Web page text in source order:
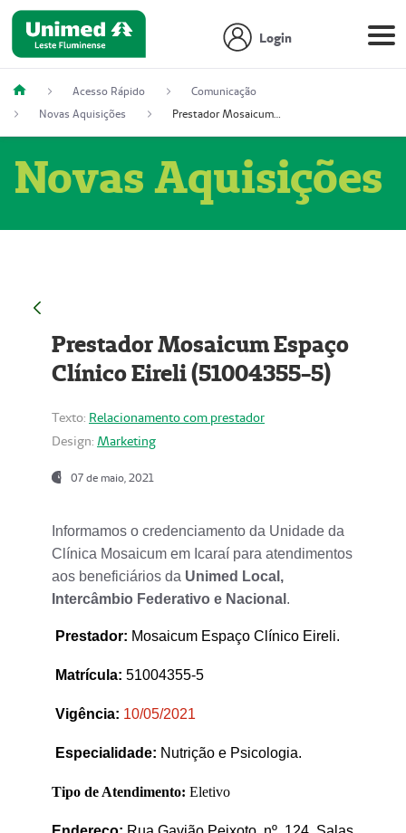
Login
Acesso Rápido
Comunicação
Novas Aquisições
Prestador Mosaicum Espaço Clínico Eireli (51004355-5)
Novas Aquisições
Prestador Mosaicum Espaço
Clínico Eireli (51004355-5)
Texto: Relacionamento com prestador
Design: Marketing
07 de maio, 2021
Informamos o credenciamento da Unidade da
Clínica Mosaicum em Icaraí para atendimentos
aos beneficiários da Unimed Local,
Intercâmbio Federativo e Nacional .
Prestador: Mosaicum Espaço Clínico Eireli.
Matrícula: 51004355-5
Vigência: 10/05/2021
Especialidade: Nutrição e Psicologia.
Tipo de Atendimento: Eletivo